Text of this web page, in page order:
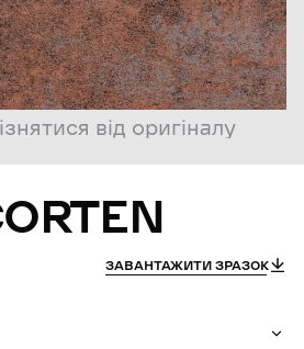
від оригіналу
ЗАВАНТАЖИТИ ЗРАЗОК